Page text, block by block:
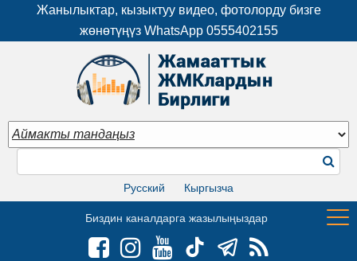
Жанылыктар, кызыктуу видео, фотолорду бизге
жөнөтүңүз WhatsApp 0555402155
Русский Кыргызча
Биздин каналдарга жазылыңыздар